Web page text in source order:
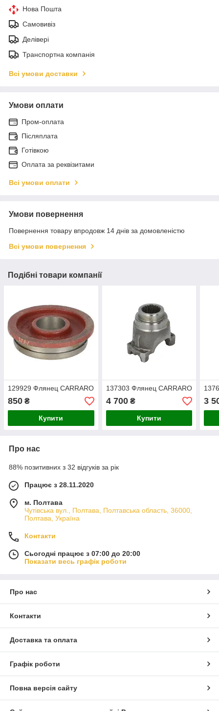
Нова Пошта
Самовивіз
Делівері
Транспортна компанія
Всі умови доставки
Умови оплати
Пром-оплата
Післяплата
Готівкою
Оплата за реквізитами
Всі умови оплати
Умови повернення
Повернення товару впродовж 14 днів за домовленістю
Всі умови повернення
Подібні товари компанії
129929 Флянец CARRARO
850 ₴
Купити
137303 Флянец CARRARO
4 700₴
Купити
3
Про нас
88% позитивних з 32 відгуків за рік
Працює з 28.11.2020
м. Полтава
Чутівська вул., Полтава, Полтавська область, 36000,
Полтава, Україна
Контакти
Сьогодні працює з 07:00 до 20:00
Показати весь графік роботи
Про нас
Контакти
Доставка та оплата
Графік роботи
Повна версія сайту